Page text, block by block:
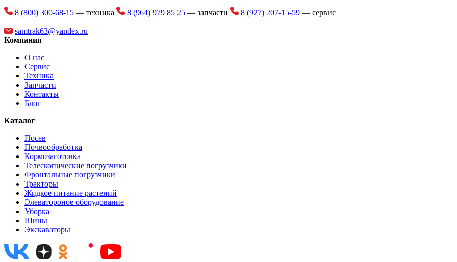
8 (800) 300-68-15 — техника 8 (964) 979 85 25 — запчасти 8 (927) 207-15-59 — сервис
samtrak63@yandex.ru
Компания
О нас
Сервис
Техника
Запчасти
Контакты
Блог
Каталог
Посев
Почвообработка
Кормозаготовка
Телескопические погрузчики
Фронтальные погрузчики
Тракторы
Жидкое питание растений
Элеватороное оборудование
Уборка
Шины
Экскаваторы